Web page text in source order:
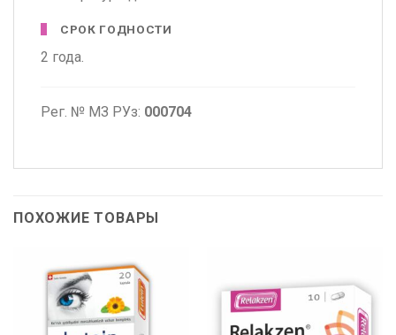
СРОК ГОДНОСТИ
2 года.
Рег. № МЗ РУз: 000704
ПОХОЖИЕ ТОВАРЫ